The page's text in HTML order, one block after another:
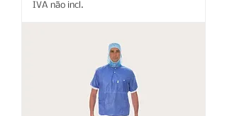
IVA não incl.